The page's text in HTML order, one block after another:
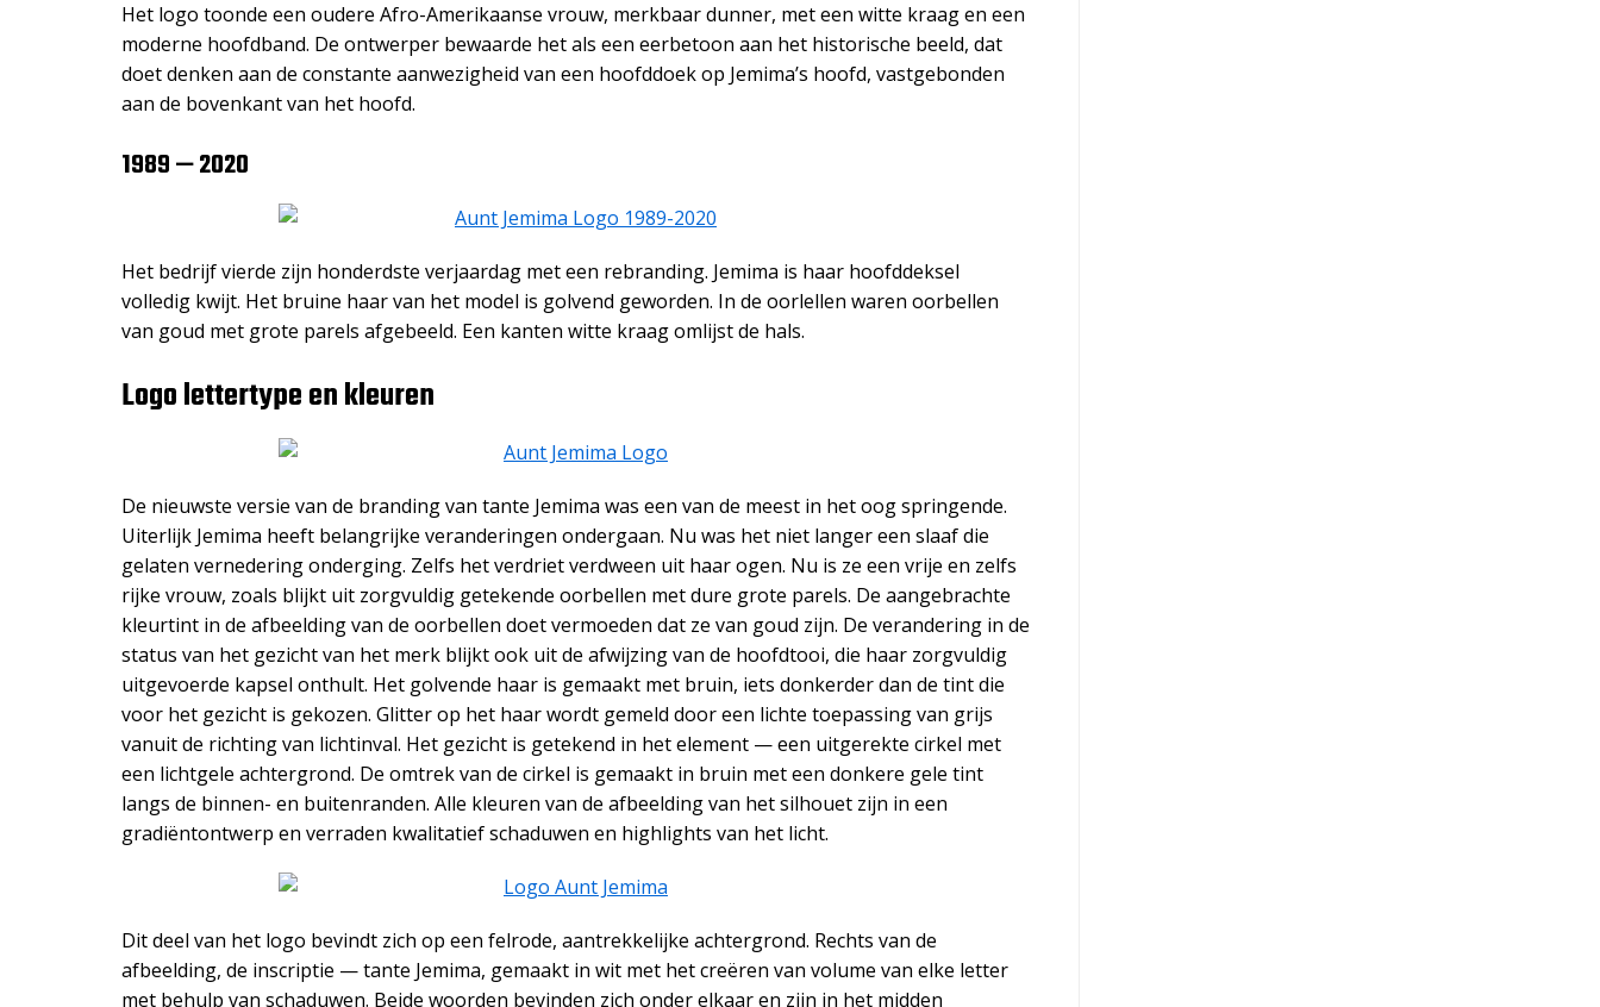
Het logo toonde een oudere Afro-Amerikaanse vrouw, merkbaar dunner, met een witte kraag en een
moderne hoofdband. De ontwerper bewaarde het als een eerbetoon aan het historische beeld, dat
doet denken aan de constante aanwezigheid van een hoofddoek op Jemima’s hoofd, vastgebonden
aan de bovenkant van het hoofd.
1989 — 2020
Het bedrijf vierde zijn honderdste verjaardag met een rebranding. Jemima is haar hoofddeksel
volledig kwijt. Het bruine haar van het model is golvend geworden. In de oorlellen waren oorbellen
van goud met grote parels afgebeeld. Een kanten witte kraag omlijst de hals.
Logo lettertype en kleuren
De nieuwste versie van de branding van tante Jemima was een van de meest in het oog springende.
Uiterlijk Jemima heeft belangrijke veranderingen ondergaan. Nu was het niet langer een slaaf die
gelaten vernedering onderging. Zelfs het verdriet verdween uit haar ogen. Nu is ze een vrije en zelfs
rijke vrouw, zoals blijkt uit zorgvuldig getekende oorbellen met dure grote parels. De aangebrachte
kleurtint in de afbeelding van de oorbellen doet vermoeden dat ze van goud zijn. De verandering in de
status van het gezicht van het merk blijkt ook uit de afwijzing van de hoofdtooi, die haar zorgvuldig
uitgevoerde kapsel onthult. Het golvende haar is gemaakt met bruin, iets donkerder dan de tint die
voor het gezicht is gekozen. Glitter op het haar wordt gemeld door een lichte toepassing van grijs
vanuit de richting van lichtinval. Het gezicht is getekend in het element — een uitgerekte cirkel met
een lichtgele achtergrond. De omtrek van de cirkel is gemaakt in bruin met een donkere gele tint
langs de binnen- en buitenranden. Alle kleuren van de afbeelding van het silhouet zijn in een
gradiëntontwerp en verraden kwalitatief schaduwen en highlights van het licht.
Dit deel van het logo bevindt zich op een felrode, aantrekkelijke achtergrond. Rechts van de
afbeelding, de inscriptie — tante Jemima, gemaakt in wit met het creëren van volume van elke letter
met behulp van schaduwen. Beide woorden bevinden zich onder elkaar en zijn in het midden